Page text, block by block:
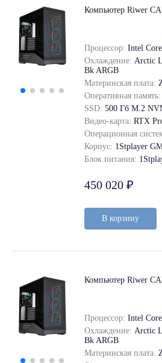
Компьютер Riwer
Процессор: Intel
Охлаждение: Arctic
Bk ARGB
Материнская плата:
Оперативная память:
SSD: 500 Гб M.2
Видео-карта: RTX
Операционная
Корпус: 1Stplayer
Блок питания:
450 020 ₽
В корзину
Компьютер Riwer
Процессор: Intel
Охлаждение: Arctic
Bk ARGB
Материнская плата: